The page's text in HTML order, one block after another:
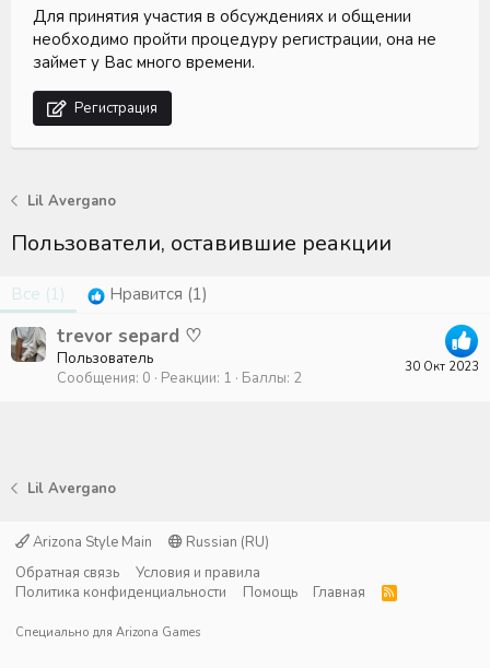
Для принятия участия в обсуждениях и общении
необходимо пройти процедуру регистрации, она не
займет у Вас много времени.
Регистрация
Lil Avergano
Пользователи, оставившие реакции
Все (1) Нравится (1)
30 Окт 2023
trevor separd ♡
Пользователь
Сообщения 0 Реакции 1 Баллы 2
Lil Avergano
Arizona Style Main
Russian (RU)
Обратная связь
Условия и правила
Политика конфиденциальности
Помощь Главная
R
S
Специально для Arizona Games